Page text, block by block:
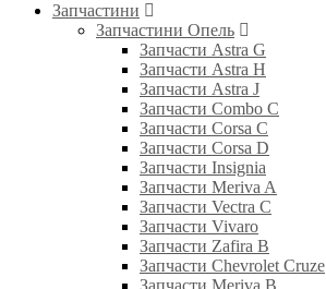
Запчастини
Запчастини Опель
Запчасти Astra G
Запчасти Astra H
Запчасти Astra J
Запчасти Combo C
Запчасти Corsa C
Запчасти Corsa D
Запчасти Insignia
Запчасти Meriva A
Запчасти Vectra C
Запчасти Vivaro
Запчасти Zafira B
Запчасти Chevrolet Cruze
Запчасти Meriva B